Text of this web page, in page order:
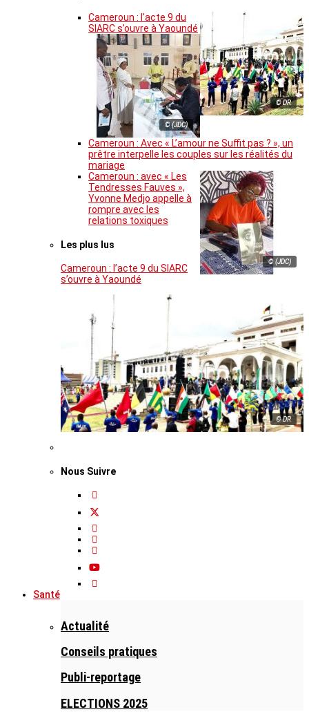
© DR
Cameroun : l’acte 9 du
SIARC s’ouvre à Yaoundé
© (JDC)
Cameroun : Avec « L’amour ne Suffit pas ? », un
prêtre interpelle les couples sur les réalités du
mariage
© (JDC)
Cameroun : avec « Les
Tendresses Fauves »,
Yvonne Medjo appelle à
rompre avec les
relations toxiques
Les plus lus
Cameroun : l’acte 9 du SIARC
s’ouvre à Yaoundé
© DR
Nous Suivre
Santé
Actualité
Conseils pratiques
Publi-reportage
ELECTIONS 2025